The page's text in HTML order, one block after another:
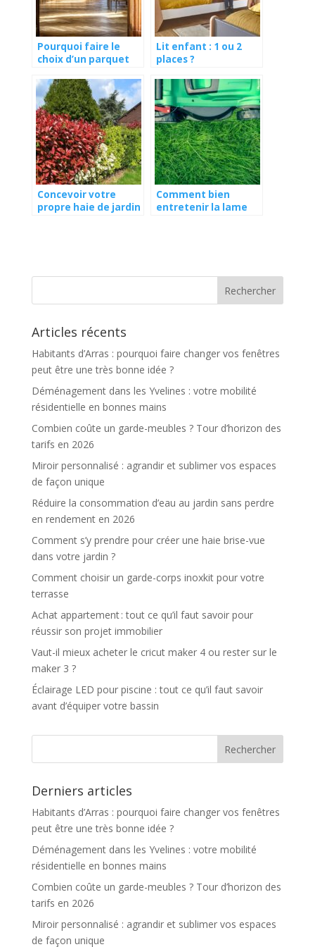
Pourquoi faire le
choix d’un parquet
Lit enfant : 1 ou 2
places ?
Concevoir votre
propre haie de jardin
Comment bien
entretenir la lame
Articles récents
Habitants d’Arras : pourquoi faire changer vos fenêtres
peut être une très bonne idée ?
Déménagement dans les Yvelines : votre mobilité
résidentielle en bonnes mains
Combien coûte un garde-meubles ? Tour d’horizon des
tarifs en 2026
Miroir personnalisé : agrandir et sublimer vos espaces
de façon unique
Réduire la consommation d’eau au jardin sans perdre
en rendement en 2026
Comment s’y prendre pour créer une haie brise-vue
dans votre jardin ?
Comment choisir un garde-corps inoxkit pour votre
terrasse
Achat appartement : tout ce qu’il faut savoir pour
réussir son projet immobilier
Vaut-il mieux acheter le cricut maker 4 ou rester sur le
maker 3 ?
Éclairage LED pour piscine : tout ce qu’il faut savoir
avant d’équiper votre bassin
Derniers articles
Habitants d’Arras : pourquoi faire changer vos fenêtres
peut être une très bonne idée ?
Déménagement dans les Yvelines : votre mobilité
résidentielle en bonnes mains
Combien coûte un garde-meubles ? Tour d’horizon des
tarifs en 2026
Miroir personnalisé : agrandir et sublimer vos espaces
de façon unique